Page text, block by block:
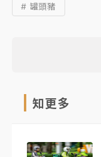
# 罐頭豬
知更多